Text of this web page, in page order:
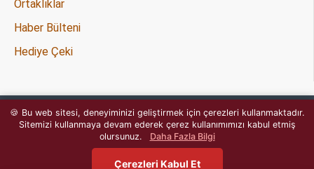
Ortaklıklar
Haber Bülteni
Hediye Çeki
Copyright © 2020 - Tüm Hakları
OpencartJournal.com
🍪 Bu web sitesi, deneyiminizi geliştirmek için çerezleri kullanmaktadır.
Sitemizi kullanmaya devam ederek çerez kullanımımızı kabul etmiş
olursunuz.
Daha Fazla Bilgi
Çerezleri Kabul Et